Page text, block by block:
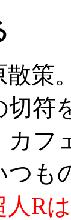
策。
切符
カフ
つも
人Rは